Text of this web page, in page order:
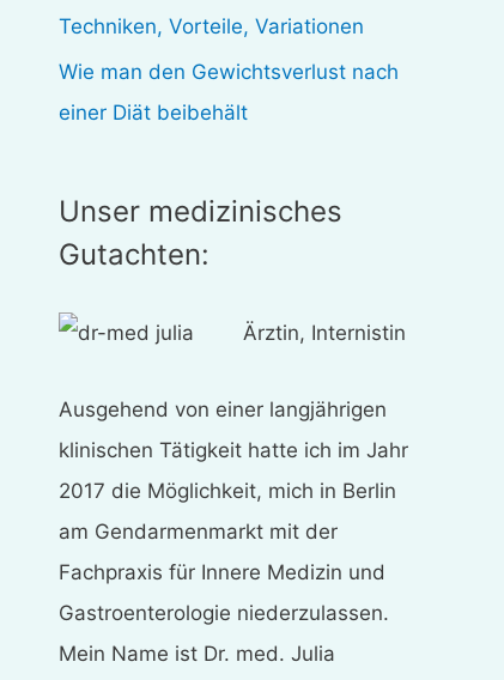
Techniken, Vorteile, Variationen
Wie man den Gewichtsverlust nach
einer Diät beibehält
Unser medizinisches
Gutachten:
Ärztin, Internistin
Ausgehend von einer langjährigen
klinischen Tätigkeit hatte ich im Jahr
2017 die Möglichkeit, mich in Berlin
am Gendarmenmarkt mit der
Fachpraxis für Innere Medizin und
Gastroenterologie niederzulassen.
Mein Name ist Dr. med. Julia